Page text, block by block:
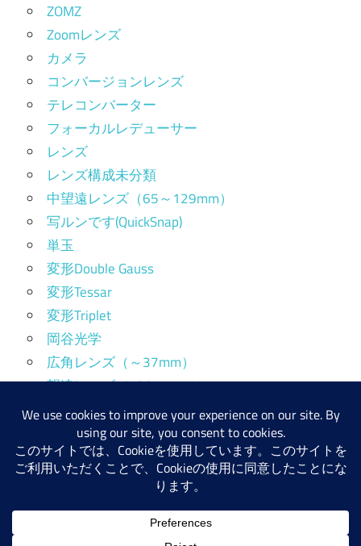
ZOMZ
Zoomレンズ
カメラ
コンバージョンレンズ
テレコンバーター
フォーカルレデューサー
レンズ
レンズ構成未分類
中望遠レンズ（65～129mm）
写ルンです(QuickSnap)
単玉
変形Double Gauss
変形Tessar
変形Triplet
岡谷光学
広角レンズ（～37mm）
望遠レンズ（130mm～）
標準レンズ（38～64mm）
産業用レンズ
WordPress テーマ: Maxwell by ThemeZee